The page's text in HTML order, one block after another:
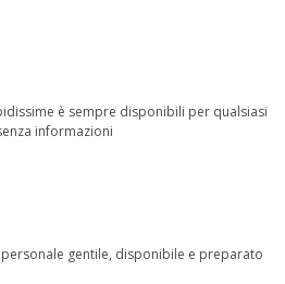
è sempre disponibili per qualsiasi
informazioni
gentile, disponibile e preparato